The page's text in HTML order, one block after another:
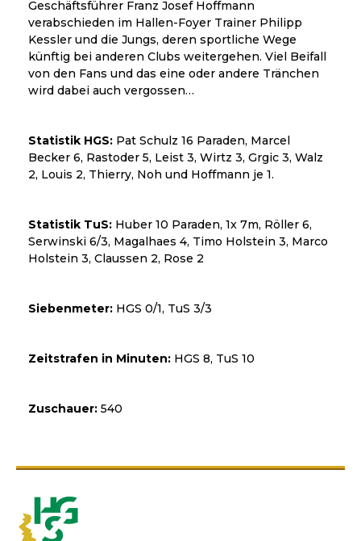
Geschäftsführer Franz Josef Hoffmann
verabschieden im Hallen-Foyer Trainer Philipp
Kessler und die Jungs, deren sportliche Wege
künftig bei anderen Clubs weitergehen. Viel Beifall
von den Fans und das eine oder andere Tränchen
wird dabei auch vergossen…
Statistik HGS: Pat Schulz 16 Paraden, Marcel
Becker 6, Rastoder 5, Leist 3, Wirtz 3, Grgic 3, Walz
2, Louis 2, Thierry, Noh und Hoffmann je 1.
Statistik TuS: Huber 10 Paraden, 1x 7m, Röller 6,
Serwinski 6/3, Magalhaes 4, Timo Holstein 3, Marco
Holstein 3, Claussen 2, Rose 2
Siebenmeter: HGS 0/1, TuS 3/3
Zeitstrafen in Minuten: HGS 8, TuS 10
Zuschauer: 540